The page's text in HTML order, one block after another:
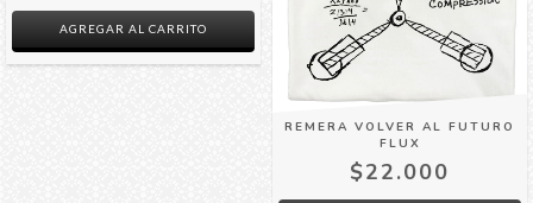
AGREGAR AL CARRITO
REMERA VOLVER AL FUTURO
FLUX
$22.000